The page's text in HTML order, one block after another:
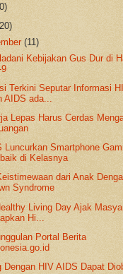
(11)
Kebijakan Gus Dur di
Terkini Seputar Informasi
AIDS ada...
Lepas Harus Cerdas
Luncurkan Smartphone
di Kelasnya
dari Anak
Syndrome
Living Day Ajak
Hi...
Portal Berita
Dengan HIV AIDS Dapat